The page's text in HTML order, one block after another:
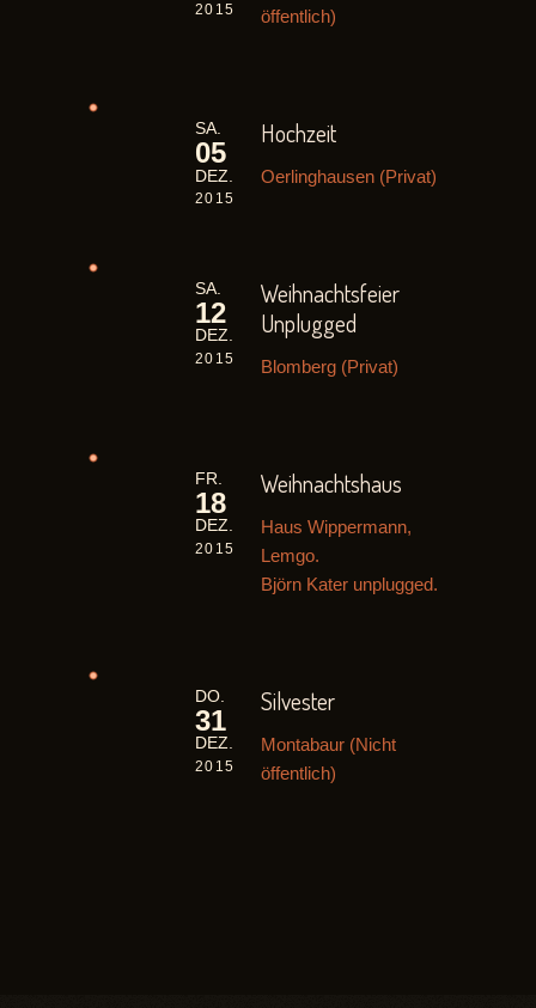
2015
öffentlich)
SA.
05
DEZ.
2015
Hochzeit
Oerlinghausen (Privat)
SA.
12
DEZ.
2015
Weihnachtsfeier
Unplugged
Blomberg (Privat)
FR.
18
DEZ.
2015
Weihnachtshaus
Haus Wippermann,
Lemgo.
Björn Kater unplugged.
DO.
31
DEZ.
2015
Silvester
Montabaur (Nicht
öffentlich)